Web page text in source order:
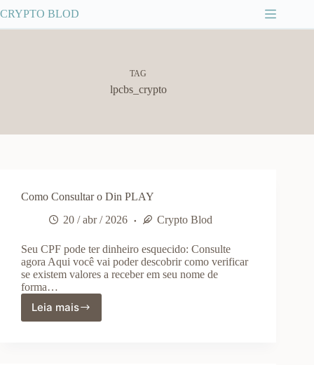
para
o
CRYPTO BLOD
TAG
lpcbs_crypto
Como Consultar o Din PLAY
20 / abr / 2026
Crypto Blod
Seu CPF pode ter dinheiro esquecido: Consulte
agora Aqui você vai poder descobrir como verificar
se existem valores a receber em seu nome de
forma…
Leia mais
Como